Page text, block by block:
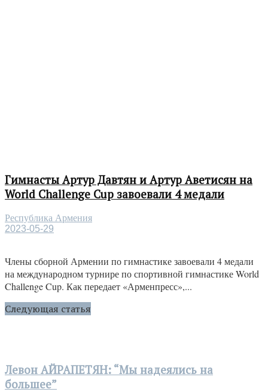
Гимнасты Артур Давтян и Артур Аветисян на
World Challenge Cup завоевали 4 медали
Республика Армения
2023-05-29
Члены сборной Армении по гимнастике завоевали 4 медали
на международном турнире по спортивной гимнастике World
Challenge Cup. Как передает «Арменпресс»,...
Следующая статья
Левон АЙРАПЕТЯН: “Мы надеялись на
большее”